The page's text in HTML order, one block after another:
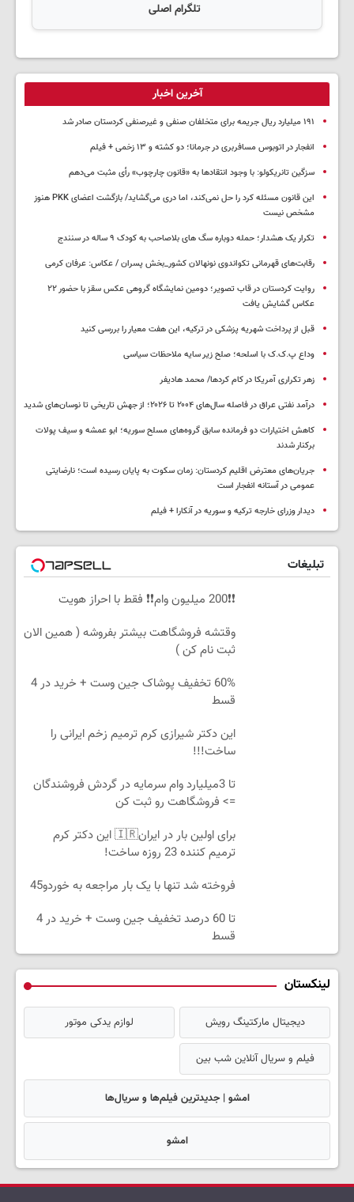
تلگرام اصلی
آخرین اخبار
۱۹۱ میلیارد ریال جریمه برای متخلفان صنفی و غیرصنفی کردستان صادر شد
انفجار در اتوبوس مسافربری در جرمانا؛ دو کشته و ۱۳ زخمی + فیلم
سزگین تانریکولو: با وجود انتقادها به «قانون چارچوب» رأی مثبت می‌دهم
این قانون مسئله کرد را حل نمی‌کند، اما دری می‌گشاید/ بازگشت اعضای PKK هنوز
مشخص نیست
تکرار یک هشدار؛ حمله دوباره سگ های بلاصاحب به کودک ۹ ساله در سنندج
رقابت‌های قهرمانی تکواندوی نونهالان کشور_بخش پسران / عکاس: عرفان کرمی
روایت کردستان در قاب تصویر؛ دومین نمایشگاه گروهی عکس سقز با حضور ۲۲
عکاس گشایش یافت
قبل از پرداخت شهریه پزشکی در ترکیه، این هفت معیار را بررسی کنید
وداع پ.ک.ک با اسلحه؛ صلح زیر سایه ملاحظات سیاسی
زهر تکراری آمریکا در کام کردها/ محمد هادیفر
درآمد نفتی عراق در فاصله سال‌های ۲۰۰۴ تا ۲۰۲۶؛ از جهش تاریخی تا نوسان‌های شدید
کاهش اختیارات دو فرمانده سابق گروه‌های مسلح سوریه؛ ابو عمشه و سیف پولات
برکنار شدند
جریان‌های معترض اقلیم کردستان: زمان سکوت به پایان رسیده است؛ نارضایتی
عمومی در آستانه انفجار است
دیدار وزرای خارجه ترکیه و سوریه در آنکارا + فیلم
تبلیغات
❗❗200 میلیون وام❗❗ فقط با احراز هویت
وقتشه فروشگاهت بیشتر بفروشه ( همین الان
ثبت نام کن )
60% تخفیف پوشاک جین وست + خرید در 4
قسط
این دکتر شیرازی کرم ترمیم زخم ایرانی را
ساخت!!!
تا 3میلیارد وام سرمایه در گردش فروشندگان
=> فروشگاهت رو ثبت کن
برای اولین بار در ایران🇮🇷 این دکتر کرم
ترمیم کننده 23 روزه ساخت!
فروخته شد تنها با یک بار مراجعه به خوردو45
تا 60 درصد تخفیف جین وست + خرید در 4
قسط
لینکستان
دیجیتال مارکتینگ رویش لوازم یدکی موتور
فیلم و سریال آنلاین شب بین
امشو | جدیدترین فیلم‌ها و سریال‌ها
امشو